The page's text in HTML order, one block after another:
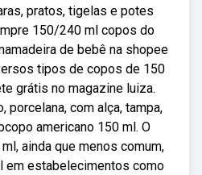
pratos, tigelas e potes
150/240 ml copos do
de bebê na shopee
tipos de copos de 150
grátis no magazine luiza.
porcelana, com alça, tampa,
americano 150 ml. O
ainda que menos comum,
em estabelecimentos como